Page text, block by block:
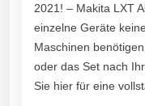
2021! – Makita LXT
einzelne Geräte
Maschinen
oder das Set nach
Sie hier für eine